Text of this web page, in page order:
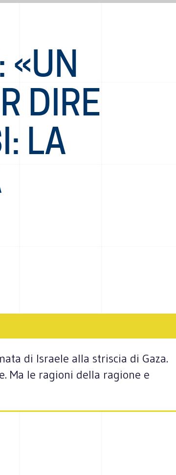
«UN
DIRE
LA
di Israele alla striscia di Gaza.
Ma le ragioni della ragione e